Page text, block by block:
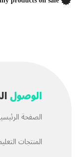
الوصول
الصفحة
المنتجات